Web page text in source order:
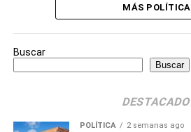
MÁS POLÍTICA
Buscar
Buscar
DESTACADO
POLÍTICA 2 semanas ago